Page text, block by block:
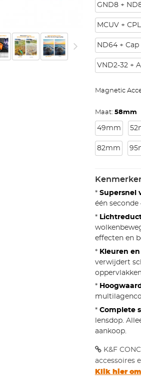
GND8 +
MCUV +
ND64 +
VND2-32 +
Magnetic
Maat: 58mm
49mm
82mm
* Supersnel
één
*
effecten en
* Kleuren
verwijdert
*
* Complete
lensdop.
aankoop.
K&F
accessoires
Klik hier